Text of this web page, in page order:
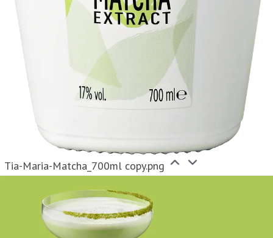
Tia-Maria-Matcha_700ml copy.png